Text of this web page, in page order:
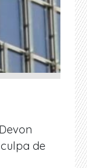
de